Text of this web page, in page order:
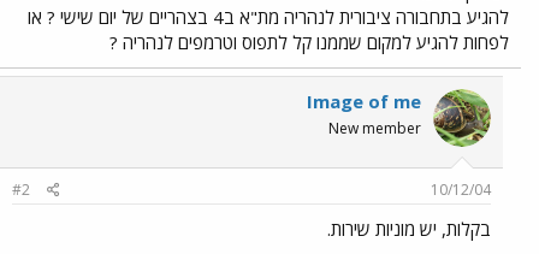
להגיע בתחבורה ציבורית לנהריה מת"א ב4 בצהריים של יום שישי ? או
לפחות להגיע למקום שממנו קל לתפוס וטרמפים לנהריה ?
Image of me
New member
10/12/04
#2
בקלות, יש מוניות שירות.